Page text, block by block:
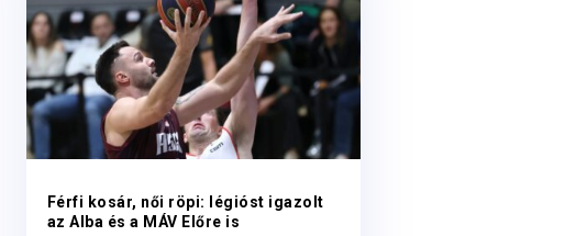
Férfi kosár, női röpi: légióst igazolt
az Alba és a MÁV Előre is